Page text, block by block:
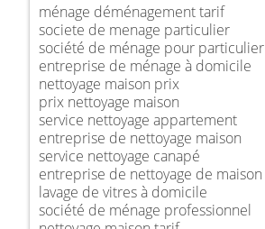
ménage déménagement tarif
societe de menage particulier
société de ménage pour particulier
entreprise de ménage à domicile
nettoyage maison prix
prix nettoyage maison
service nettoyage appartement
entreprise de nettoyage maison
service nettoyage canapé
entreprise de nettoyage de maison
lavage de vitres à domicile
société de ménage professionnel